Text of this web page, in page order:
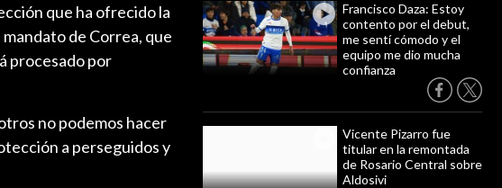
Francisco Daza: Estoy
contento por el debut,
me sentí cómodo y el
equipo me dio mucha
confianza
Vicente Pizarro fue
titular en la remontada
de Rosario Central sobre
Aldosivi
que ha ofrecido la
de Correa, que
procesado por
no podemos hacer
a perseguidos y